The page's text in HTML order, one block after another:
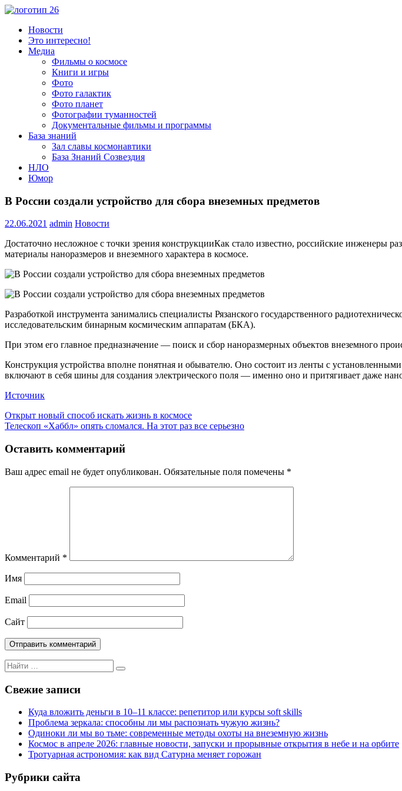
Пропустить
перейти
содержимому
Всё
космосе.
Новости
Это интересно!
Медиа
Фильмы о космосе
Книги и игры
Фото
Фото галактик
Фото планет
Фотографии туманностей
Документальные фильмы и программы
База знаний
Зал славы космонавтики
База Знаний Созвездия
НЛО
Юмор
В России создали устройство для сбора внеземных предметов
22.06.2021 admin Новости
Достаточно несложное с точки зрения конструкцииКак стало известно, российские инженеры
материалы наноразмеров и внеземного характера в космосе.
Разработкой инструмента занимались специалисты Рязанского государственного
исследовательским бинарным космическим аппаратам (БКА).
При этом его главное предназначение — поиск и сбор наноразмерных объектов внеземного
Конструкция устройства вполне понятная и обывателю. Оно состоит из ленты с
включают в себя шины для создания электрического поля — именно оно и притягивает даже
Источник
Навигация
по
записям
Предыдущая
запись:
Открыт новый способ искать жизнь в космосе
Следующая
Телескоп «Хаббл» опять сломался. На этот раз все серьезно
Оставить комментарий
Ваш адрес email не будет опубликован. Обязательные поля помечены *
Комментарий *
Имя
Email
Сайт
Поиск
для:
Поиск
Свежие записи
Куда вложить деньги в 10–11 классе: репетитор или курсы soft skills
Проблема зеркала: способны ли мы распознать чужую жизнь?
Одиноки ли мы во тьме: современные методы охоты на внеземную жизнь
Космос в апреле 2026: главные новости, запуски и прорывные открытия в небе и на орбите
Тротуарная астрономия: как вид Сатурна меняет горожан
Рубрики сайта